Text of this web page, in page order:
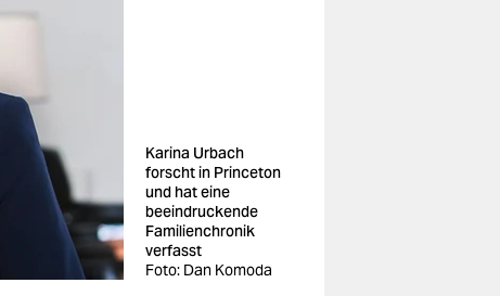
Karina Urbach
forscht in Princeton
und hat eine
beeindruckende
Familienchronik
verfasst
Foto: Dan Komoda